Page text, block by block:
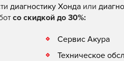
диагностику Хонда или
со скидкой до 30%:
Сервис Акура
Техническое